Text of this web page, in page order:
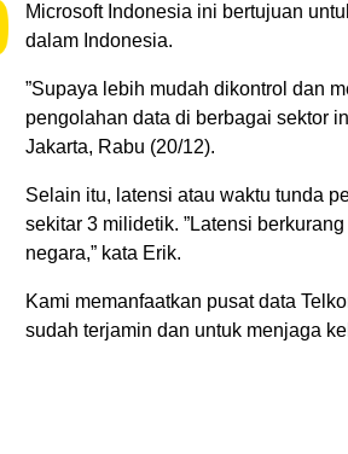
Microsoft Indonesia ini bertujuan
dalam Indonesia.
”Supaya lebih mudah dikontrol dan
pengolahan data di berbagai sektor
Jakarta, Rabu (20/12).
Selain itu, latensi atau waktu tunda
sekitar 3 milidetik. ”Latensi
negara,” kata Erik.
Kami memanfaatkan pusat data
sudah terjamin dan untuk menjaga